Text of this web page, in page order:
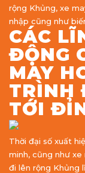
rộng Khủng, xe
nhập cũng như
CÁC
ĐỘNG
MAY
TRÌNH
TỚI
Thời đại số xuất
minh, cũng như
đi lên rộng Khủng